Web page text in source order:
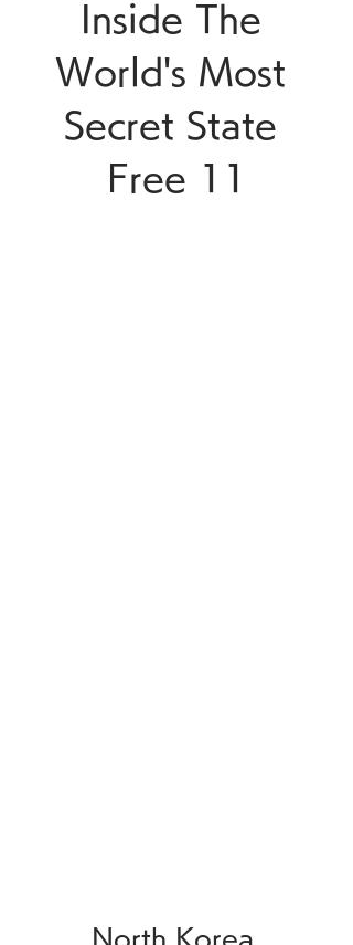
Inside The
World's Most
Secret State
Free 11
North Korea